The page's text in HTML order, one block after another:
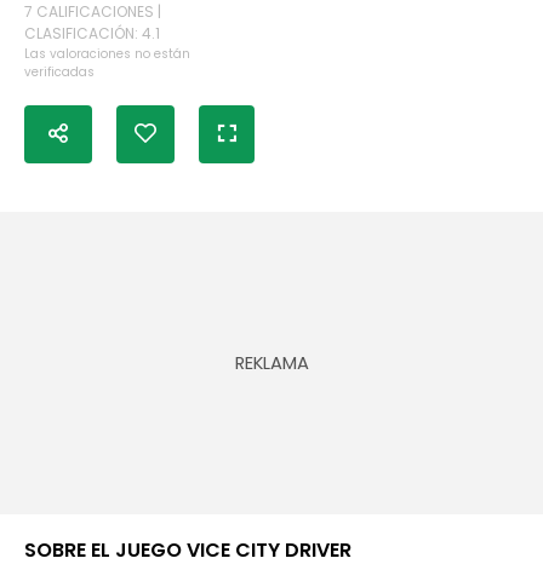
7 CALIFICACIONES |
CLASIFICACIÓN: 4.1
Las valoraciones no están
verificadas
SOBRE EL JUEGO VICE CITY DRIVER